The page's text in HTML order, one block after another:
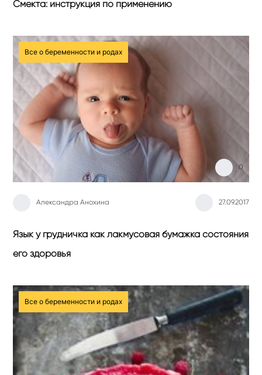
Смекта: инструкция по применению
Все о беременности и родах
Александра Анохина 27.09.2017
0
Язык у грудничка как лакмусовая бумажка состояния
его здоровья
Все о беременности и родах